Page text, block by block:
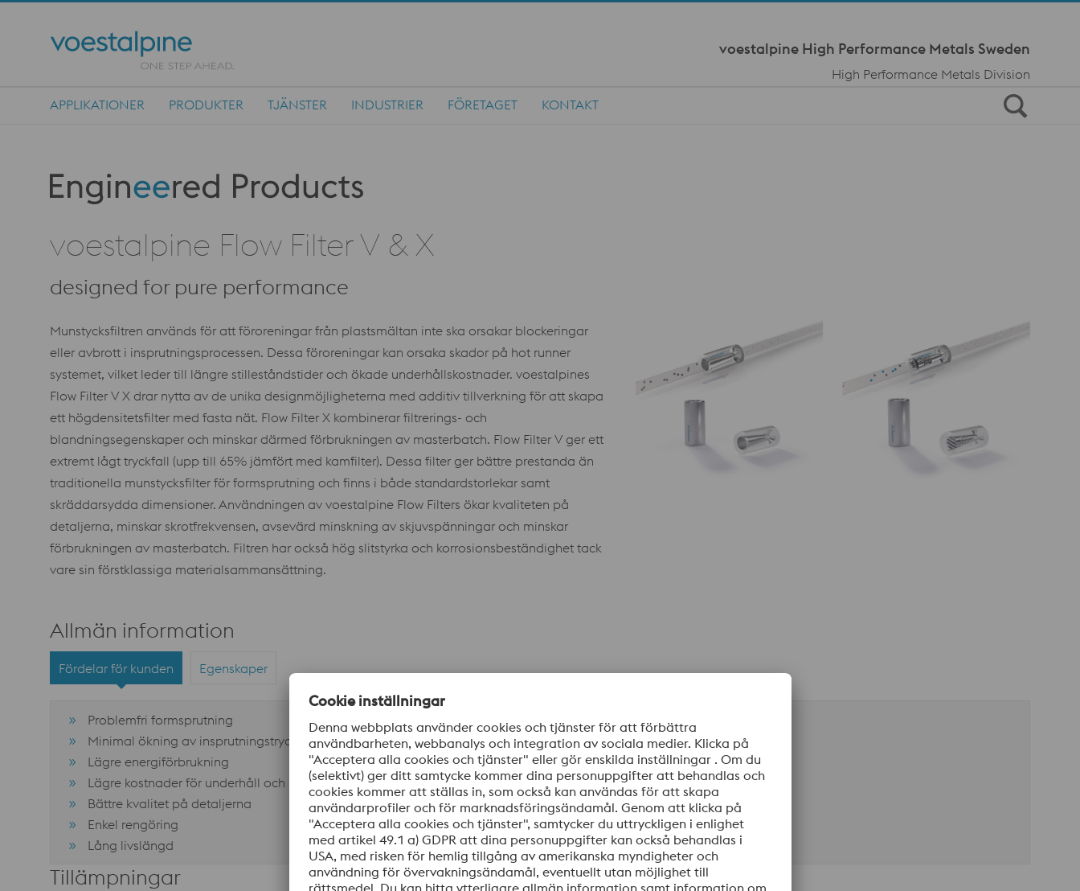
voestalpine High Performance Metals Sweden
High Performance Metals Division
APPLIKATIONER PRODUKTER TJÄNSTER INDUSTRIER FÖRETAGET KONTAKT
Produktkategorie: Engineered Products
voestalpine Flow Filter V & X
designed for pure performance
Munstycksfiltren används för att föroreningar från plastsmältan inte ska orsakar blockeringar
eller avbrott i insprutningsprocessen. Dessa föroreningar kan orsaka skador på hot runner
systemet, vilket leder till längre stilleståndstider och ökade underhållskostnader. voestalpines
Flow Filter V X drar nytta av de unika designmöjligheterna med additiv tillverkning för att skapa
ett högdensitetsfilter med fasta nät. Flow Filter X kombinerar filtrerings- och
blandningsegenskaper och minskar därmed förbrukningen av masterbatch. Flow Filter V ger ett
extremt lågt tryckfall (upp till 65% jämfört med kamfilter). Dessa filter ger bättre prestanda än
traditionella munstycksfilter för formsprutning och finns i både standardstorlekar samt
skräddarsydda dimensioner. Användningen av voestalpine Flow Filters ökar kvaliteten på
detaljerna, minskar skrotfrekvensen, avsevärd minskning av skjuvspänningar och minskar
förbrukningen av masterbatch. Filtren har också hög slitstyrka och korrosionsbeständighet tack
vare sin förstklassiga materialsammansättning.
Allmän information
Fördelar för kunden Egenskaper
Problemfri formsprutning
Minimal ökning av insprutningstrycket jämfört med utan filter
Lägre energiförbrukning
Lägre kostnader för underhåll och stilleståndstid
Bättre kvalitet på detaljerna
Enkel rengöring
Lång livslängd
Tillämpningar